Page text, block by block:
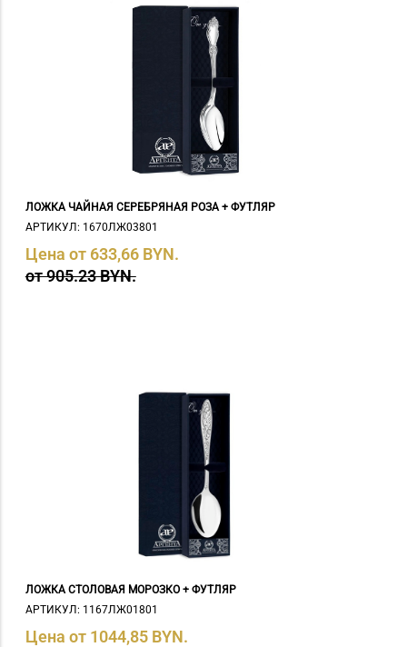
ЛОЖКА ЧАЙНАЯ СЕРЕБРЯНАЯ РОЗА + ФУТЛЯР
АРТИКУЛ: 1670ЛЖ03801
Цена от 633,66 BYN.
от 905.23 BYN.
ЛОЖКА СТОЛОВАЯ МОРОЗКО + ФУТЛЯР
АРТИКУЛ: 1167ЛЖ01801
Цена от 1044,85 BYN.